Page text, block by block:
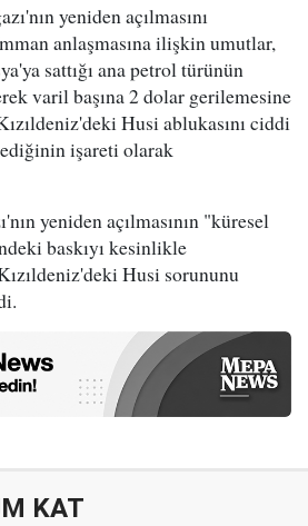
yeniden açılmasını
anlaşmasına ilişkin umutlar,
sattığı ana petrol türünün
varil başına 2 dolar gerilemesine
Husi ablukasını ciddi
işareti olarak
yeniden açılmasının "küresel
baskıyı kesinlikle
Husi sorununu
KAT